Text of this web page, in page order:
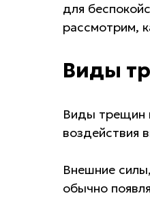
для
рассмотрим,
Виды
Виды трещин
воздействия
Внешние
обычно